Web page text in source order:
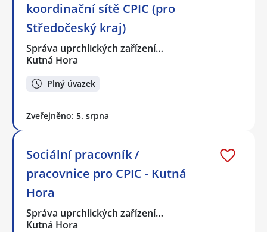
koordinační sítě CPIC (pro
Středočeský kraj)
Správa uprchlických zařízení…
Kutná Hora
Plný úvazek
Zveřejněno: 5. srpna
Sociální pracovník /
pracovnice pro CPIC - Kutná
Hora
Správa uprchlických zařízení…
Kutná Hora